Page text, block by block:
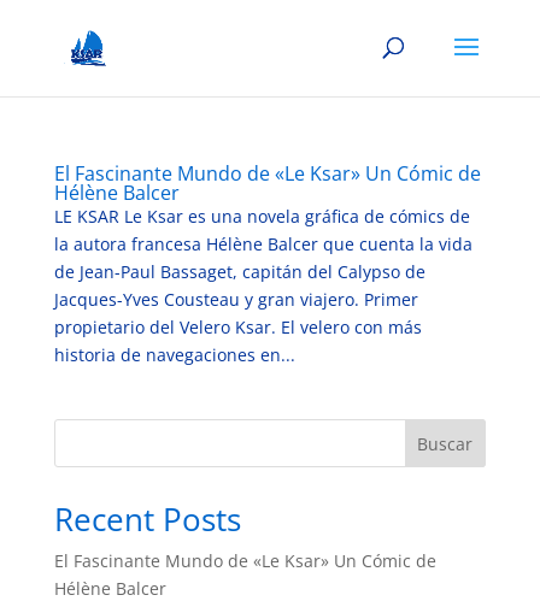
El Fascinante Mundo de «Le Ksar» Un Cómic de
Hélène Balcer
LE KSAR Le Ksar es una novela gráfica de cómics de
la autora francesa Hélène Balcer que cuenta la vida
de Jean-Paul Bassaget, capitán del Calypso de
Jacques-Yves Cousteau y gran viajero. Primer
propietario del Velero Ksar. El velero con más
historia de navegaciones en...
Buscar
Recent Posts
El Fascinante Mundo de «Le Ksar» Un Cómic de
Hélène Balcer